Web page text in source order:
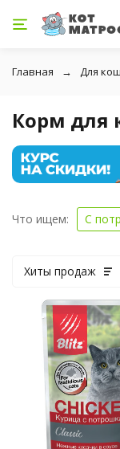
Главная Для
Корм для
Что ищем: С
Хиты продаж